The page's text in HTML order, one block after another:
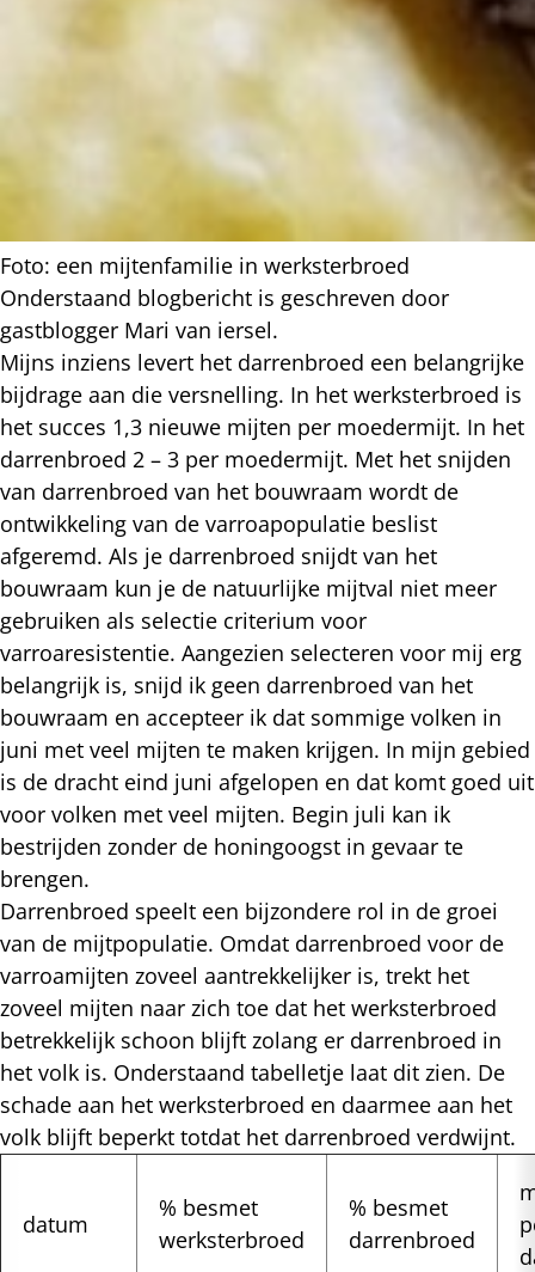
Foto: een mijtenfamilie in werksterbroed
Onderstaand blogbericht is geschreven door
gastblogger Mari van iersel.
Mijns inziens levert het darrenbroed een belangrijke
bijdrage aan die versnelling. In het werksterbroed is
het succes 1,3 nieuwe mijten per moedermijt. In het
darrenbroed 2 – 3 per moedermijt. Met het snijden
van darrenbroed van het bouwraam wordt de
ontwikkeling van de varroapopulatie beslist
afgeremd. Als je darrenbroed snijdt van het
bouwraam kun je de natuurlijke mijtval niet meer
gebruiken als selectie criterium voor
varroaresistentie. Aangezien selecteren voor mij erg
belangrijk is, snijd ik geen darrenbroed van het
bouwraam en accepteer ik dat sommige volken in
juni met veel mijten te maken krijgen. In mijn gebied
is de dracht eind juni afgelopen en dat komt goed uit
voor volken met veel mijten. Begin juli kan ik
bestrijden zonder de honingoogst in gevaar te
brengen.
Darrenbroed speelt een bijzondere rol in de groei
van de mijtpopulatie. Omdat darrenbroed voor de
varroamijten zoveel aantrekkelijker is, trekt het
zoveel mijten naar zich toe dat het werksterbroed
betrekkelijk schoon blijft zolang er darrenbroed in
het volk is. Onderstaand tabelletje laat dit zien. De
schade aan het werksterbroed en daarmee aan het
volk blijft beperkt totdat het darrenbroed verdwijnt.
datum
% besmet
werksterbroed
% besmet
darrenbroed